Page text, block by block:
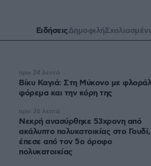
ΕιδήσειςΔημοφιλή
Βίκυ Καγιά: Στη Μύκονο με φλοράλ
φόρεμα και την κόρη της
πριν 24 λεπτά
Νεκρή ανασύρθηκε 53χρονη από
ακάλυπτο πολυκατοικίας στο Γουδί,
έπεσε από τον 5ο όροφο
πολυκατοικίας
πριν 26 λεπτά